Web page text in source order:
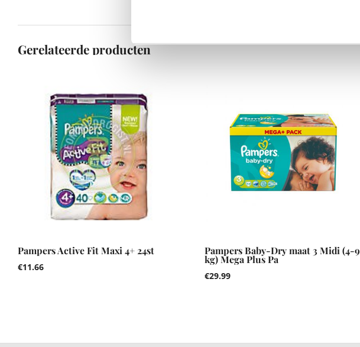
Gerelateerde producten
Pampers Active Fit Maxi 4+ 24st
€11.66
Pampers Baby-Dry maat 3 Midi (4-9
kg) Mega Plus Pa
€29.99